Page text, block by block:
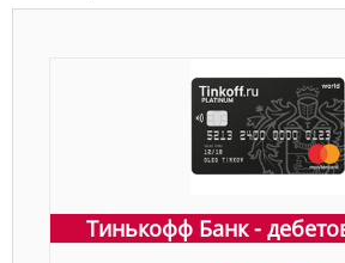
Тинькофф Банк -